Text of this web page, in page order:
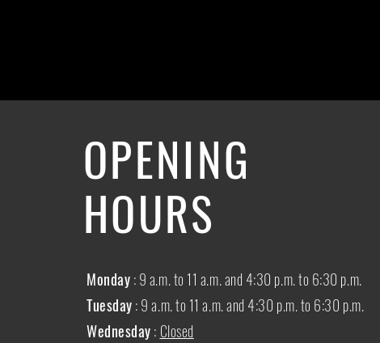
OPENING
HOURS
Monday: 9 a.m. to 11 a.m. and 4:30 p.m. to 6:30 p.m.
Tuesday: 9 a.m. to 11 a.m. and 4:30 p.m. to 6:30 p.m.
Wednesday: Closed